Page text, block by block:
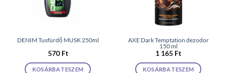
DENIM Tusfürdő MUSK 250ml
570 Ft
KOSÁRBA TESZEM
AXE Dark Temptation dezodor
150 ml
1 165 Ft
KOSÁRBA TESZEM